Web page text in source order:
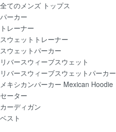
全てのメンズ トップス
パーカー
トレーナー
スウェットトレーナー
スウェットパーカー
リバースウィーブスウェット
リバースウィーブスウェットパーカー
メキシカンパーカー Mexican Hoodie
セーター
カーディガン
ベスト